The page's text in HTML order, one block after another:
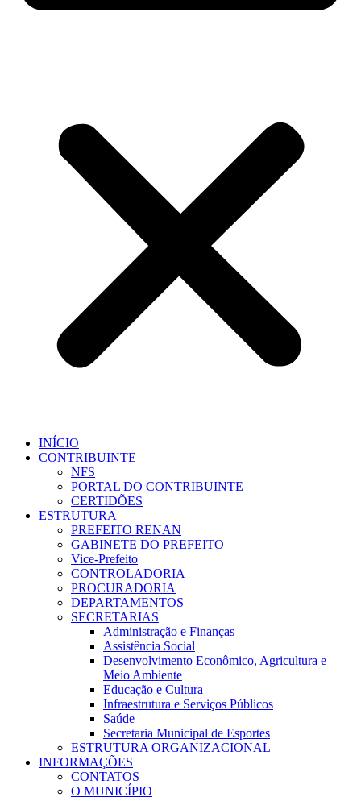
INÍCIO
CONTRIBUINTE
NFS
PORTAL DO CONTRIBUINTE
CERTIDÕES
ESTRUTURA
PREFEITO RENAN
GABINETE DO PREFEITO
Vice-Prefeito
CONTROLADORIA
PROCURADORIA
DEPARTAMENTOS
SECRETARIAS
Administração e Finanças
Assistência Social
Desenvolvimento Econômico, Agricultura e
Meio Ambiente
Educação e Cultura
Infraestrutura e Serviços Públicos
Saúde
Secretaria Municipal de Esportes
ESTRUTURA ORGANIZACIONAL
INFORMAÇÕES
CONTATOS
O MUNICÍPIO